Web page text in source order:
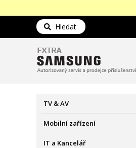
Hledat
TV & AV
Mobilní zařízení
IT a Kancelář